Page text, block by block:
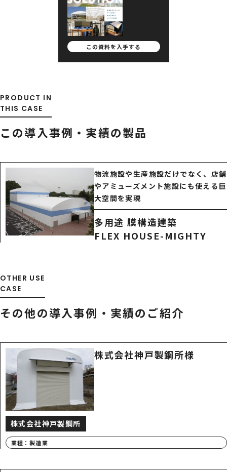
この資料を入手する
PRODUCT IN
THIS CASE
この導入事例・実績の製品
物流施設や生産施設だけでなく、店舗
やアミューズメント施設にも使える巨
大空間を実現
多用途 膜構造建築
FLEX HOUSE-MIGHTY
OTHER USE
CASE
その他の導入事例・ 実績のご紹介
株式会社神戸製鋼所様
株式会社神戸製鋼所
業種：製造業